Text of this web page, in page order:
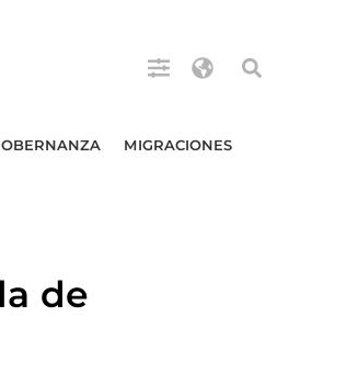
MIGRACIONES
de